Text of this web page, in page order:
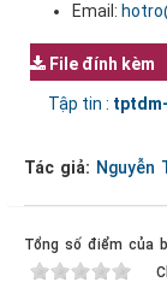
Email:
File đính kèm
Tập tin :
Tác giả: Nguyễn
Tổng số điểm của